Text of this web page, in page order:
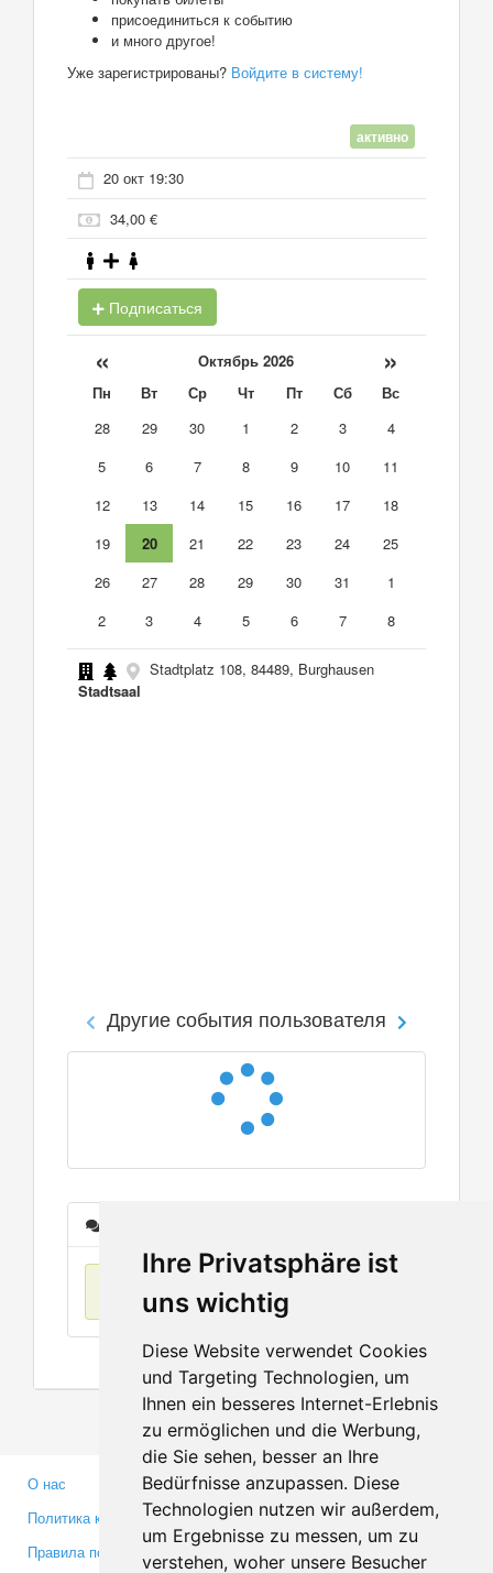
Ihre Privatsphäre ist
uns wichtig
Diese Website verwendet Cookies
und Targeting Technologien, um
Ihnen ein besseres Internet-Erlebnis
zu ermöglichen und die Werbung,
die Sie sehen, besser an Ihre
Bedürfnisse anzupassen. Diese
Technologien nutzen wir außerdem,
um Ergebnisse zu messen, um zu
verstehen, woher unsere Besucher
присоединиться к событию
и много другое!
Уже зарегистрированы? Войдите в систему!
активно
20 окт 19:30
34,00 €
Подписаться
« Октябрь 2026 »
Пн Вт Ср Чт Пт Сб
Вс
28
29 30 1 2 3
4
5
6 7 8 9 10
11
12
13 14 15 16 17
18
19
20 21 22 23 24
25
26
27 28 29 30 31
1
2
3 4 5 6 7 8
Stadtplatz 108, 84489, Burghausen
Stadtsaal
Другие события пользователя
О нас
Политика конфиденциальности
Правила пользования
Партнерам
Инвесторам